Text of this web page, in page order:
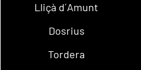
Lliçà d´Amunt
Dosrius
Tordera